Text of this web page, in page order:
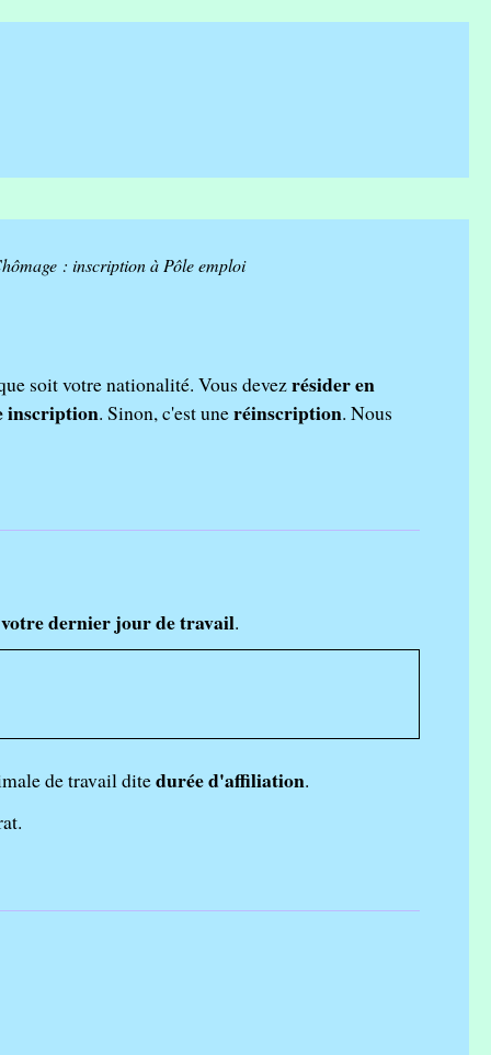
: inscription à Pôle emploi
soit votre nationalité. Vous devezrésider en
inscription. Sinon, c'est uneréinscription. Nous
dernier jour de travail.
de travail ditedurée d'affiliation.